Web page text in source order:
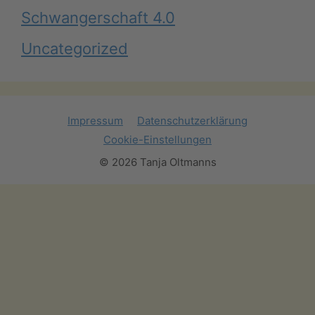
Schwangerschaft 4.0
Uncategorized
Impressum
Datenschutzerklärung
Cookie-Einstellungen
© 2026 Tanja Oltmanns